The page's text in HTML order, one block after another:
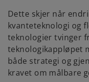
Dette skjer når
kvanteteknologi og
teknologier tvinger
teknologikappløpet
både strategi og
kravet om målbare